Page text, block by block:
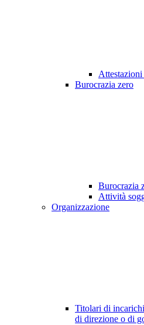
Burocrazia zero
Burocrazia
Attività
Organizzazione
Titolari di
di direzione o di